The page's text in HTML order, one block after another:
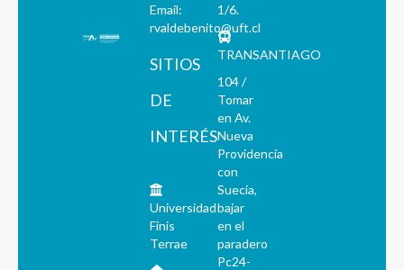
Email:
rvaldebenito@uft.cl
SITIOS
DE
INTERÉS
Universidad
Finis
Terrae
1/6.
TRANSANTIAGO
104 /
Tomar
en Av.
Nueva
Providencia
con
Suecia,
bajar
en el
paradero
Pc24-